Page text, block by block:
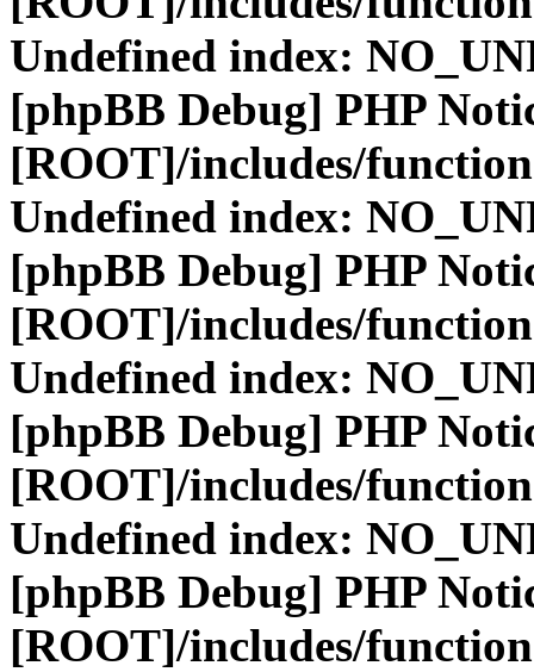
Undefined index:
[phpBB Debug] PHP
[ROOT]/includes/
Undefined index:
[phpBB Debug] PHP
[ROOT]/includes/
Undefined index:
[phpBB Debug] PHP
[ROOT]/includes/
Undefined index:
[phpBB Debug] PHP
[ROOT]/includes/